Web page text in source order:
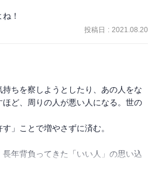
！
投稿日 : 2021.08.20
ちを察しようとしたり、あの人をな
ど、周りの人が悪い人になる。世の
」ことで増やさずに済む。
年背負ってきた「いい人」の思い込